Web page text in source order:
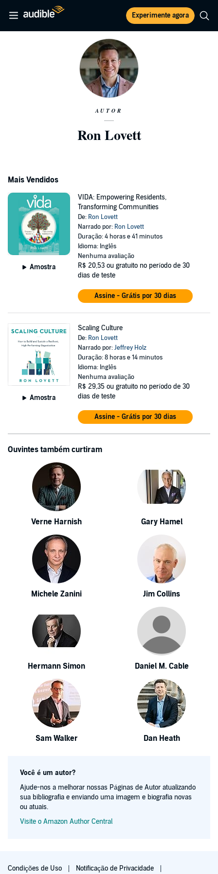
Experimente agora
AUTOR
Ron Lovett
Mais Vendidos
Amostra
VIDA: Empowering Residents,
Transforming Communities
De: Ron Lovett
Narrado por: Ron Lovett
Duração: 4 horas e 41 minutos
Idioma: Inglês
Nenhuma avaliação
R$ 20,53 ou gratuito no período de 30
dias de teste
Assine - Grátis por 30 dias
Amostra
Scaling Culture
De: Ron Lovett
Narrado por:Jeffrey Holz
Duração: 8 horas e 14 minutos
Idioma: Inglês
Nenhuma avaliação
R$ 29,35 ou gratuito no período de 30
dias de teste
Assine - Grátis por 30 dias
Ouvintes também curtiram
Verne Harnish Gary Hamel
Michele Zanini Jim Collins
Hermann Simon Daniel M. Cable
Sam Walker Dan Heath
Você é um autor?
Ajude-nos a melhorar nossas Páginas de Autor atualizando
sua bibliografia e enviando uma imagem e biografia novas
ou atuais.
Visite o Amazon Author Central
Condições de Uso Notificação de Privacidade